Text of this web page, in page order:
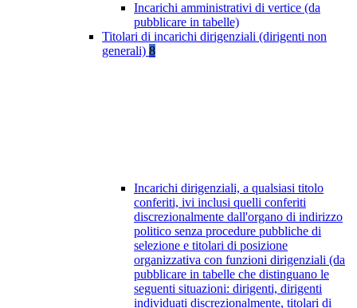
Incarichi amministrativi di vertice (da
pubblicare in tabelle)
Titolari di incarichi dirigenziali (dirigenti non
generali) 8
Incarichi dirigenziali, a qualsiasi titolo
conferiti, ivi inclusi quelli conferiti
discrezionalmente dall'organo di indirizzo
politico senza procedure pubbliche di
selezione e titolari di posizione
organizzativa con funzioni dirigenziali (da
pubblicare in tabelle che distinguano le
seguenti situazioni: dirigenti, dirigenti
individuati discrezionalmente, titolari di